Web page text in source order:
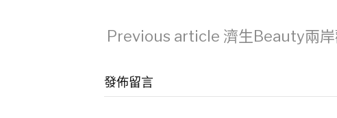
Continue
Reading
Previous article 濟生Beauty兩
發佈留言